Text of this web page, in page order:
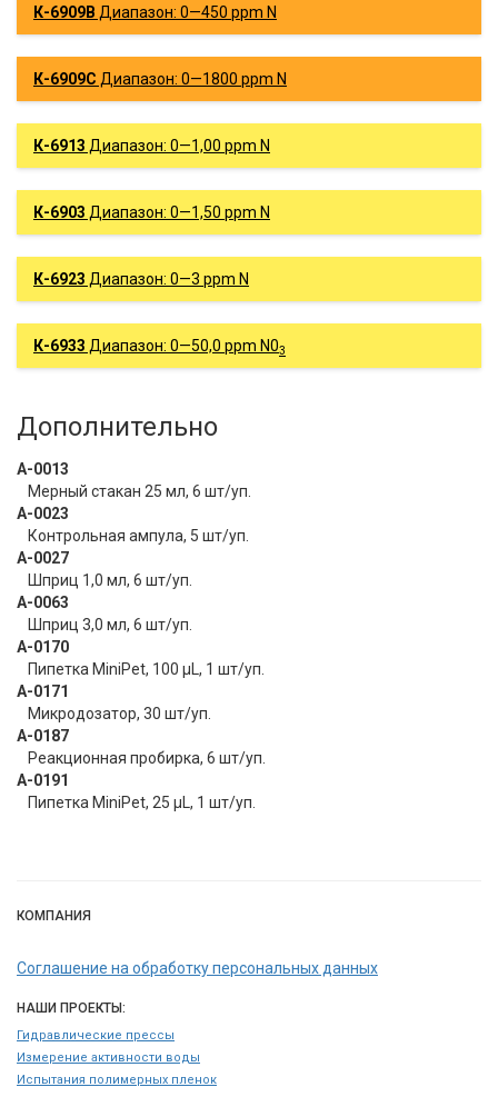
К-6909B Диапазон: 0—450 ppm N
К-6909C Диапазон: 0—1800 ppm N
К-6913 Диапазон: 0—1,00 ppm N
К-6903 Диапазон: 0—1,50 ppm N
К-6923 Диапазон: 0—3 ppm N
К-6933 Диапазон: 0—50,0 ppm N03
Дополнительно
А-0013
Мерный стакан 25 мл, 6 шт/уп.
А-0023
Контрольная ампула, 5 шт/уп.
А-0027
Шприц 1,0 мл, 6 шт/уп.
А-0063
Шприц 3,0 мл, 6 шт/уп.
А-0170
Пипетка MiniPet, 100 μL, 1 шт/уп.
А-0171
Микродозатор, 30 шт/уп.
А-0187
Реакционная пробирка, 6 шт/уп.
А-0191
Пипетка MiniPet, 25 μL, 1 шт/уп.
КОМПАНИЯ
Соглашение на обработку персональных данных
НАШИ ПРОЕКТЫ:
Гидравлические прессы
Измерение активности воды
Испытания полимерных пленок